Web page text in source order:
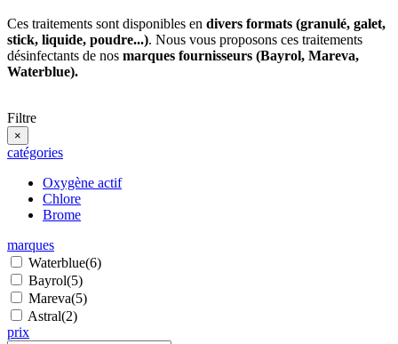
Ces traitements sont disponibles en divers formats (granulé, galet,
stick, liquide, poudre...). Nous vous proposons ces traitements
désinfectants de nos marques fournisseurs (Bayrol, Mareva,
Waterblue).
Filtre
×
catégories
Oxygène actif
Chlore
Brome
marques
Waterblue(6)
Bayrol(5)
Mareva(5)
Astral(2)
prix